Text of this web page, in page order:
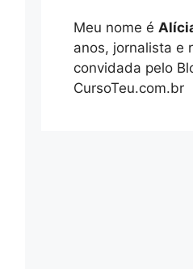
Meu nome é
anos, jornalista e
convidada pelo
CursoTeu.com.br